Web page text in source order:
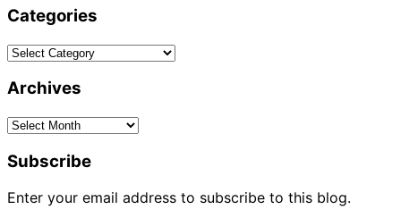
Categories
Categories
Archives
Archives
Subscribe
Enter your email address to subscribe to this blog.